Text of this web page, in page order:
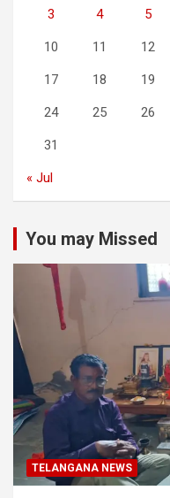
3 4 5
10 11 12
17 18 19
24 25 26
31
« Jul
You may Missed
TELANGANA NEWS